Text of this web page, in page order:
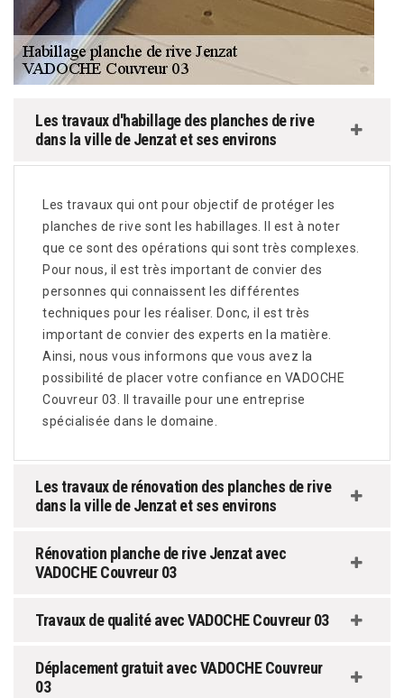
Les travaux d'habillage des planches de rive
dans la ville de Jenzat et ses environs
Les travaux qui ont pour objectif de protéger les
planches de rive sont les habillages. Il est à noter
que ce sont des opérations qui sont très complexes.
Pour nous, il est très important de convier des
personnes qui connaissent les différentes
techniques pour les réaliser. Donc, il est très
important de convier des experts en la matière.
Ainsi, nous vous informons que vous avez la
possibilité de placer votre confiance en VADOCHE
Couvreur 03. Il travaille pour une entreprise
spécialisée dans le domaine.
Les travaux de rénovation des planches de rive
dans la ville de Jenzat et ses environs
Rénovation planche de rive Jenzat avec
VADOCHE Couvreur 03
Travaux de qualité avec VADOCHE Couvreur 03
Déplacement gratuit avec VADOCHE Couvreur
03